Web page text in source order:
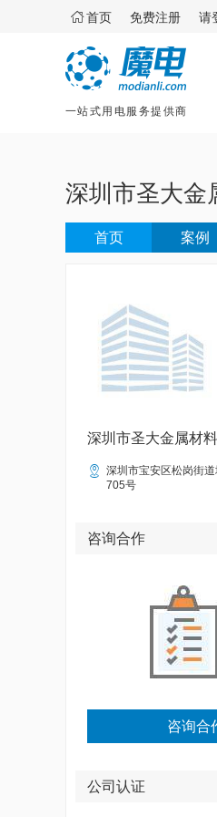
首页 免费注册 请
一站式用电服务提供商
深圳市圣大金
首页 案例
深圳市圣大金属材
 深圳市宝安区松岗街
705号
咨询合作
咨询合
公司认证